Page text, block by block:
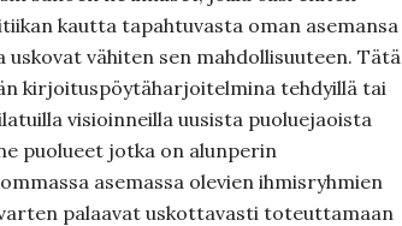
kautta tapahtuvasta oman asemansa
uskovat vähiten sen mahdollisuuteen. Tätä
kirjoituspöytäharjoitelmina tehdyillä tai
visioinneilla uusista puoluejaoista
puolueet jotka on alunperin
asemassa olevien ihmisryhmien
palaavat uskottavasti toteuttamaan